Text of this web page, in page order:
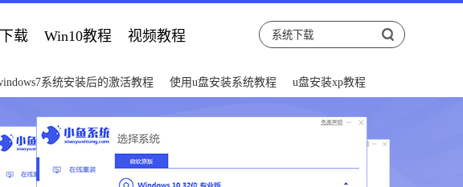
载 Win10教程 视频教程
系统安装后的激活教程 使用u盘安装系统教程 u盘安装xp教程